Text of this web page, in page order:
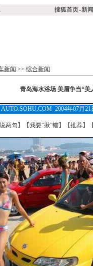
搜狐首页-新闻
新闻 >> 综合新闻
青岛海水浴场 美眉争当“美
AUTO.SOHU.COM 2004年07月
两句 】【我要“揪”错】【推荐】